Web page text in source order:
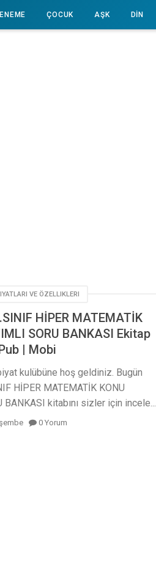
ÇOCUK AŞK DİN
VE ÖZELLIKLERI
HİPER MATEMATİK
SORU BANKASI Ekitap
| Mobi
kulübüne hoş geldiniz. Bugün
HİPER MATEMATİK KONU
BANKASI kitabını sizler için incele...
0 Yorum